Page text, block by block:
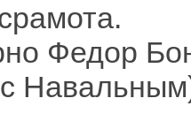
Федор
с